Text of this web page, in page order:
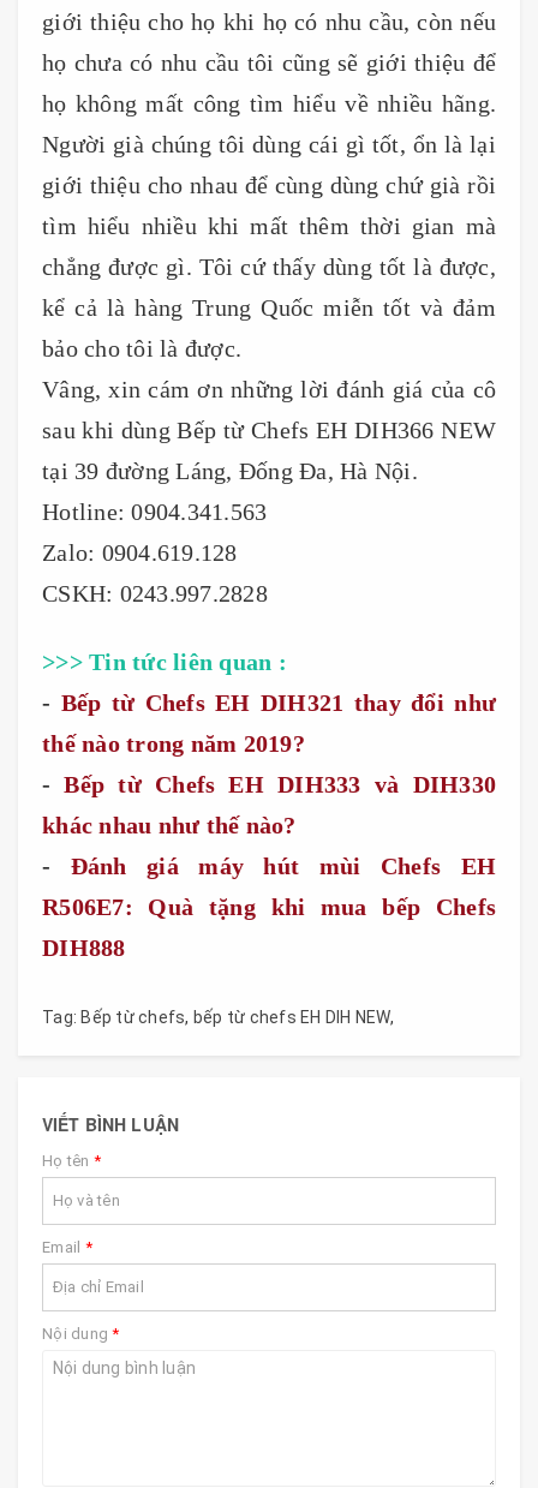
giới thiệu cho họ khi họ có nhu cầu, còn nếu
họ chưa có nhu cầu tôi cũng sẽ giới thiệu để
họ không mất công tìm hiểu về nhiều hãng.
Người già chúng tôi dùng cái gì tốt, ổn là lại
giới thiệu cho nhau để cùng dùng chứ già rồi
tìm hiểu nhiều khi mất thêm thời gian mà
chẳng được gì. Tôi cứ thấy dùng tốt là được,
kể cả là hàng Trung Quốc miễn tốt và đảm
bảo cho tôi là được.
Vâng, xin cám ơn những lời đánh giá của cô
sau khi dùng Bếp từ Chefs EH DIH366 NEW
tại 39 đường Láng, Đống Đa, Hà Nội.
Hotline: 0904.341.563
Zalo: 0904.619.128
CSKH: 0243.997.2828
>>> Tin tức liên quan :
- Bếp từ Chefs EH DIH321 thay đổi như
thế nào trong năm 2019?
-Bếp từ Chefs EH DIH333 và DIH330
khác nhau như thế nào?
- Đánh giá máy hút mùi Chefs EH
R506E7: Quà tặng khi mua bếp Chefs
DIH888
Tag: Bếp từ chefs, bếp từ chefs EH DIH NEW,
VIẾT BÌNH LUẬN
Họ tên *
Email *
Nội dung*